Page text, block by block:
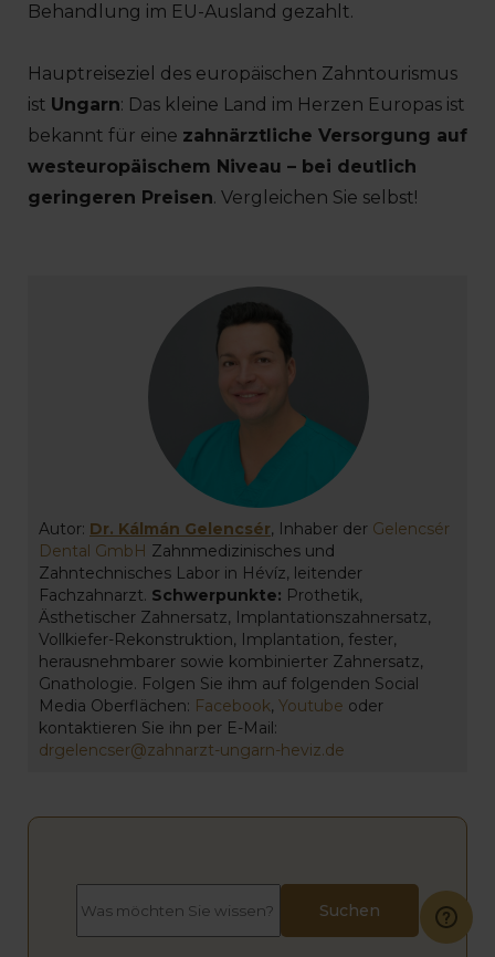
Behandlung im EU-Ausland gezahlt.
Hauptreiseziel des europäischen Zahntourismus
ist Ungarn: Das kleine Land im Herzen Europas ist
bekannt für eine zahnärztliche Versorgung auf
westeuropäischem Niveau – bei deutlich
geringeren Preisen. Vergleichen Sie selbst!
Autor: Dr. Kálmán Gelencsér, Inhaber der Gelencsér
Dental GmbH Zahnmedizinisches und
Zahntechnisches Labor in Hévíz, leitender
Fachzahnarzt. Schwerpunkte: Prothetik,
Ästhetischer Zahnersatz, Implantationszahnersatz,
Vollkiefer-Rekonstruktion, Implantation, fester,
herausnehmbarer sowie kombinierter Zahnersatz,
Gnathologie. Folgen Sie ihm auf folgenden Social
Media Oberflächen: Facebook, Youtube oder
kontaktieren Sie ihn per E-Mail:
drgelencser@zahnarzt-ungarn-heviz.de